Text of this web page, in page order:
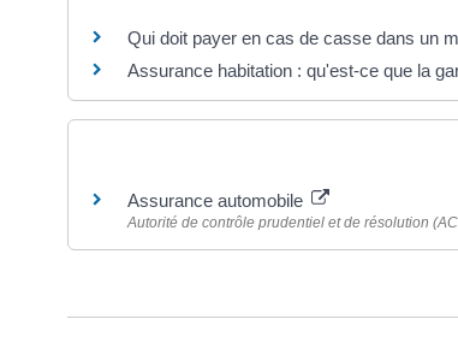
Qui doit payer en cas de casse dans un
Assurance habitation : qu'est-ce que la
Assurance automobile
Autorité de contrôle prudentiel et de résolution